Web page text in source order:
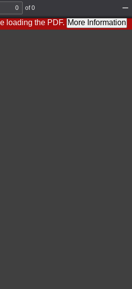
of 0
Out
loading the PDF. More Information